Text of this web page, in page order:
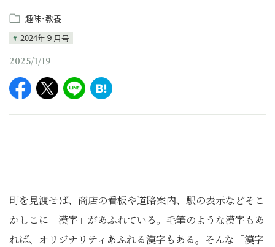
趣味･教養
2024年９月号
2025/1/19
町を見渡せば、商店の看板や道路案内、駅の表示などそこ
かしこに「漢字」があふれている。毛筆のような漢字もあ
れば、オリジナリティあふれる漢字もある。そんな「漢字